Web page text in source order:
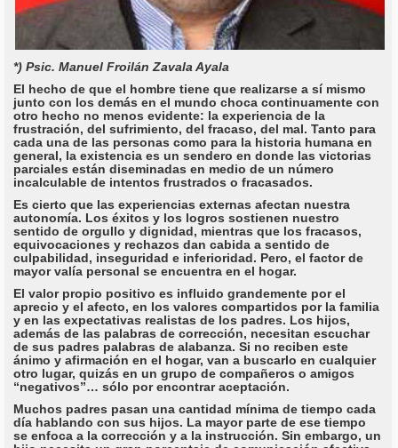
*) Psic. Manuel Froilán Zavala Ayala
El hecho de que el hombre tiene que realizarse a sí mismo
junto con los demás en el mundo choca continuamente con
otro hecho no menos evidente: la experiencia de la
frustración, del sufrimiento, del fracaso, del mal. Tanto para
cada una de las personas como para la historia humana en
general, la existencia es un sendero en donde las victorias
parciales están diseminadas en medio de un número
incalculable de intentos frustrados o fracasados.
Es cierto que las experiencias externas afectan nuestra
autonomía. Los éxitos y los logros sostienen nuestro
sentido de orgullo y dignidad, mientras que los fracasos,
equivocaciones y rechazos dan cabida a sentido de
culpabilidad, inseguridad e inferioridad. Pero, el factor de
mayor valía personal se encuentra en el hogar.
El valor propio positivo es influido grandemente por el
aprecio y el afecto, en los valores compartidos por la familia
y en las expectativas realistas de los padres. Los hijos,
además de las palabras de corrección, necesitan escuchar
de sus padres palabras de alabanza. Si no reciben este
ánimo y afirmación en el hogar, van a buscarlo en cualquier
otro lugar, quizás en un grupo de compañeros o amigos
“negativos”… sólo por encontrar aceptación.
Muchos padres pasan una cantidad mínima de tiempo cada
día hablando con sus hijos. La mayor parte de ese tiempo
se enfoca a la corrección y a la instrucción. Sin embargo, un